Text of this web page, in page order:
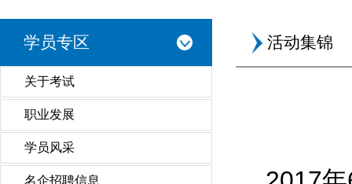
学员专区
关于考试
职业发展
学员风采
名企招聘信息
活动集锦